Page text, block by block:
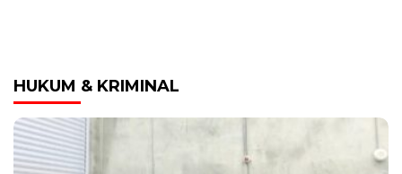
HUKUM & KRIMINAL